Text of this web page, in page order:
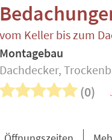
vom Keller bis zum
Montagebau
Dachdecker,
(0)